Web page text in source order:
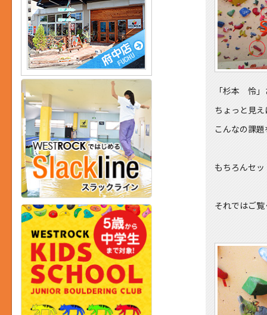
「杉本 怜
ちょっと見
こんなの課
もちろんセ
それではご